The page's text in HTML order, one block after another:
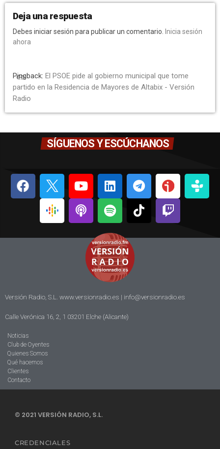
Deja una respuesta
Debes iniciar sesión para publicar un comentario.
Inicia sesión
ahora
link
Pingback: El PSOE pide al gobierno municipal que tome
partido en la Residencia de Mayores de Altabix - Versión
Radio
SÍGUENOS Y ESCÚCHANOS
Versión Radio, S.L. www.versionradio.es | info@versionradio.es
Calle Verónica 16, 2, 1 03201 Elche (Alicante)
Noticias
Club de Oyentes
Quienes Somos
Qué hacemos
Clientes
Contacto
© 2021 VERSIÓN RADIO, S.L.
CREDENCIALES